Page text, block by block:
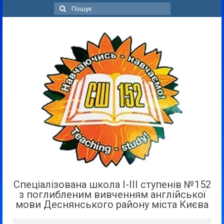
Пошук
для:
Спеціалізована школа І-ІІІ ступенів №152
з поглибленим вивченням англійської
мови Деснянського району міста Києва